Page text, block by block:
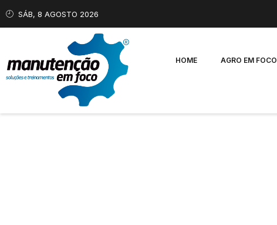
SÁB, 8 AGOSTO 2026
HOME AGRO EM FOCO